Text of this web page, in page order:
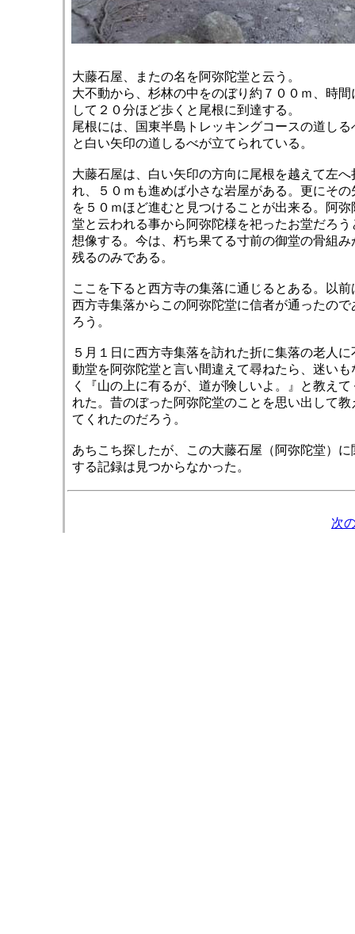
大藤石屋、またの名を阿弥陀堂と云う。
大不動から、杉林の中をのぼり約７００ｍ、時間
して２０分ほど歩くと尾根に到達する。
尾根には、国東半島トレッキングコースの道しる
と白い矢印の道しるべが立てられている。
大藤石屋は、白い矢印の方向に尾根を越えて左へ
れ、５０ｍも進めば小さな岩屋がある。更にその
を５０ｍほど進むと見つけることが出来る。阿弥
堂と云われる事から阿弥陀様を祀ったお堂だろう
想像する。今は、朽ち果てる寸前の御堂の骨組み
残るのみである。
ここを下ると西方寺の集落に通じるとある。以前
西方寺集落からこの阿弥陀堂に信者が通ったので
ろう。
５月１日に西方寺集落を訪れた折に集落の老人に
動堂を阿弥陀堂と言い間違えて尋ねたら、迷いも
く『山の上に有るが、道が険しいよ。』と教えて
れた。昔のぼった阿弥陀堂のことを思い出して教
てくれたのだろう。
あちこち探したが、この大藤石屋（阿弥陀堂）に
する記録は見つからなかった。
次